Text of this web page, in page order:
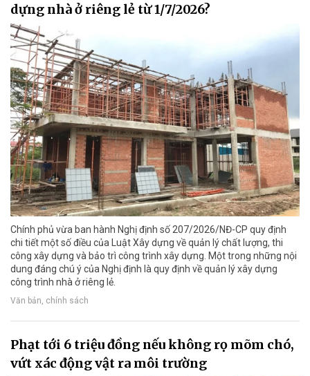
dựng nhà ở riêng lẻ từ 1/7/2026?
Chính phủ vừa ban hành Nghị định số 207/2026/NĐ-CP quy định
chi tiết một số điều của Luật Xây dựng về quản lý chất Iượng, thi
công xây dựng và bảo trì công trình xây dựng. Một trong những nội
dung đáng chú ý của Nghị định là quy định về quản lý xây dựng
công trình nhà ở riêng lẻ.
Văn bản, chính sách
Phạt tới 6 triệu đồng nếu không rọ mõm chó,
vứt xác động vật ra môi trường